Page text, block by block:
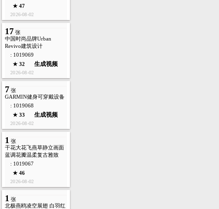
★ 47
2026-08-02
17 张
中国时尚品牌Urban
Revivo建筑设计
: 1019069
★ 32
生成视频
2026-08-02
7 张
GARMIN健身可穿戴设备
: 1019068
★ 33
生成视频
2026-08-02
1 张
干花大花飞燕草静立画面
蓝调花瓣温柔复古雅致
: 1019067
★ 46
2026-08-02
1 张
北极燕鸥凌空展翅 白羽红